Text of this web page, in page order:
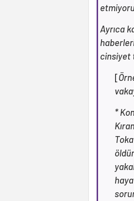
Ayrıca
cinsiyet
[
*